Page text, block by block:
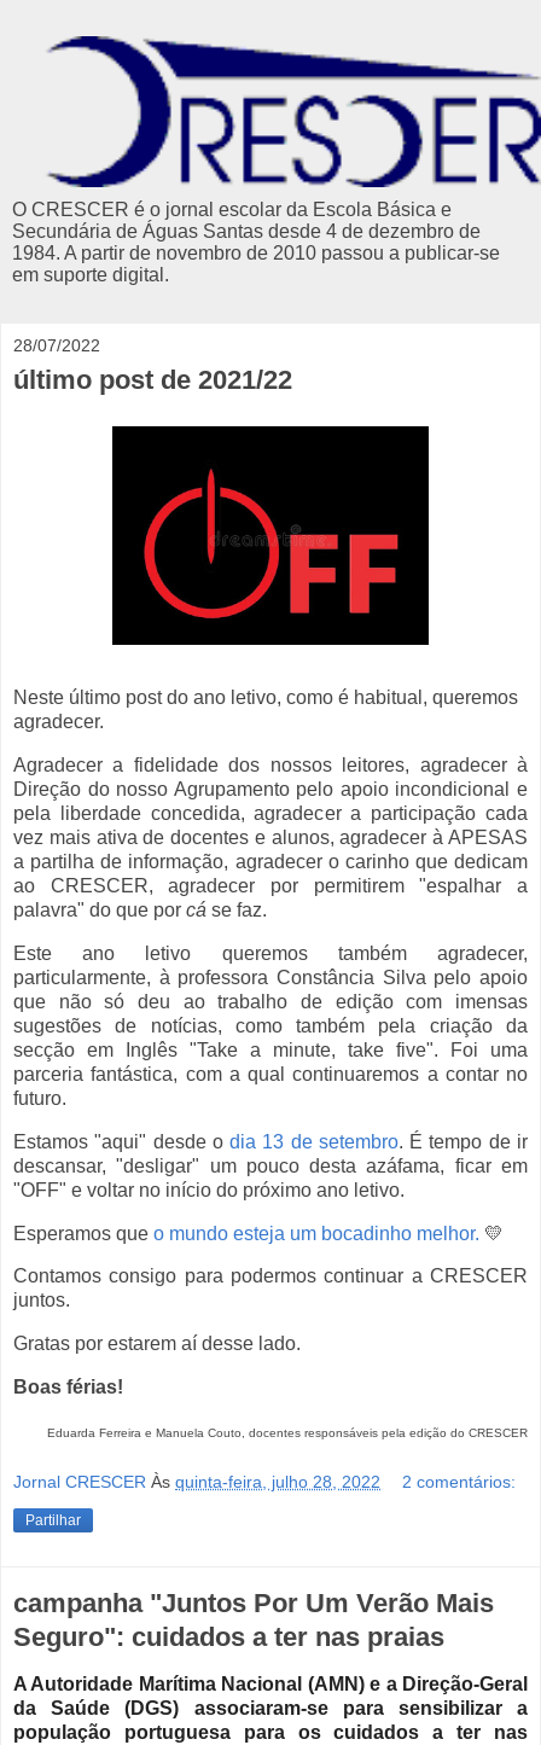
O CRESCER é o jornal escolar da Escola Básica e
Secundária de Águas Santas desde 4 de dezembro de
1984. A partir de novembro de 2010 passou a publicar-se
em suporte digital.
28/07/2022
último post de 2021/22
Neste último post do ano letivo, como é habitual, queremos
agradecer.
Agradecer a fidelidade dos nossos leitores, agradecer à
Direção do nosso Agrupamento pelo apoio incondicional e
pela liberdade concedida, agradecer a participação cada
vez mais ativa de docentes e alunos, agradecer à APESAS
a partilha de informação, agradecer o carinho que dedicam
ao CRESCER, agradecer por permitirem "espalhar a
palavra" do que por cá se faz.
Este ano letivo queremos também agradecer,
particularmente, à professora Constância Silva pelo apoio
que não só deu ao trabalho de edição com imensas
sugestões de notícias, como também pela criação da
secção em Inglês "Take a minute, take five". Foi uma
parceria fantástica, com a qual continuaremos a contar no
futuro.
Estamos "aqui" desde odia 13 de setembro. É tempo de ir
descansar, "desligar" um pouco desta azáfama, ficar em
"OFF" e voltar no início do próximo ano letivo.
Esperamos que o mundo esteja um bocadinho melhor. 💛
Contamos consigo para podermos continuar a CRESCER
juntos.
Gratas por estarem aí desse lado.
Boas férias!
Eduarda Ferreira e Manuela Couto, docentes responsáveis pela edição do CRESCER
Jornal CRESCER Às quinta-feira, julho 28, 2022 2 comentários:
Partilhar
campanha "Juntos Por Um Verão Mais
Seguro": cuidados a ter nas praias
A Autoridade Marítima Nacional (AMN) e a Direção-Geral
da Saúde (DGS) associaram-se para sensibilizar a
população portuguesa para os cuidados a ter nas